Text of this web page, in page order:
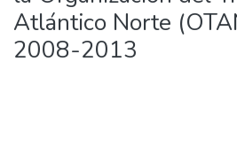
Atlántico Norte
2008-2013